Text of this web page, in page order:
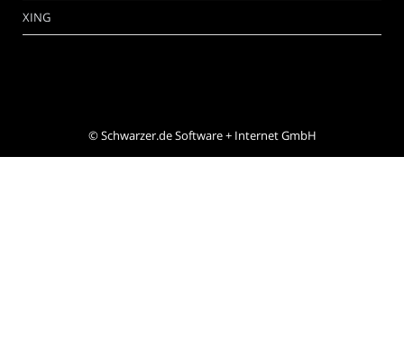
XING
©Schwarzer.de Software + Internet GmbH